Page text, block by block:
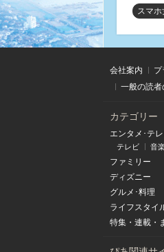
スマホ
会社案内 プ
一般の読
カテゴリー
エンタメ･テ
テレビ 音楽
ファミリー
ディズニー
グルメ･料理
ライフスタイ
特集 ・ 連載 ・